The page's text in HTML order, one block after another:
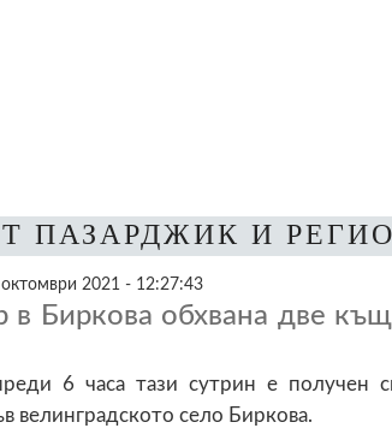
ПАЗАРДЖИК И
2021 - 12:27:43
в Биркова обхвана две
6 часа тази сутрин е получен
велинградското село Биркова.